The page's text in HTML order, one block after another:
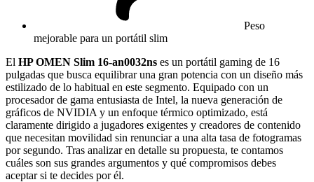
Peso
mejorable para un portátil slim
El HP OMEN Slim 16-an0032ns es un portátil gaming de 16
pulgadas que busca equilibrar una gran potencia con un diseño más
estilizado de lo habitual en este segmento. Equipado con un
procesador de gama entusiasta de Intel, la nueva generación de
gráficos de NVIDIA y un enfoque térmico optimizado, está
claramente dirigido a jugadores exigentes y creadores de contenido
que necesitan movilidad sin renunciar a una alta tasa de fotogramas
por segundo. Tras analizar en detalle su propuesta, te contamos
cuáles son sus grandes argumentos y qué compromisos debes
aceptar si te decides por él.